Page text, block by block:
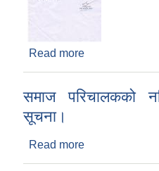
Read more
समाज परिचालकको
सूचना।
Read more